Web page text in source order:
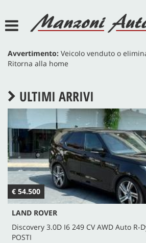
LISTA VEICOLI
ACQUISTIAMO USATO
ASSISTENZA
DEF POINT
JEEP POINT
Avvertimento: Veicolo venduto o
Ritorna alla home
ULTIMI ARRIVI
€ 54.500
LAND ROVER
Discovery 3.0D I6 249 CV AWD Auto R-
POSTI